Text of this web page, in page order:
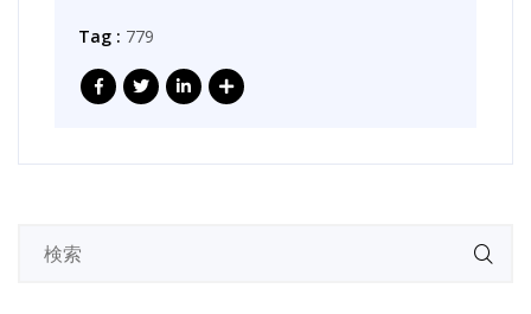
Tag : 779